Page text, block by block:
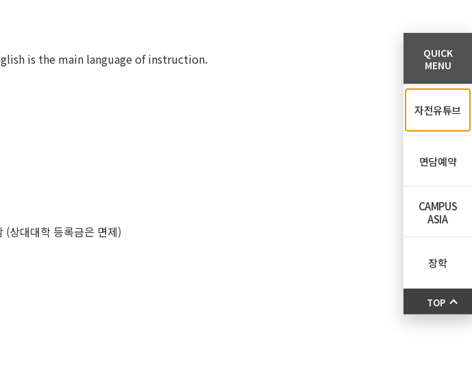
is the main language of instruction.
(상대대학 등록금은 면제)
QUICK
MENU
자전유튜브
면담예약
CAMPUS
ASIA
장학
TOP